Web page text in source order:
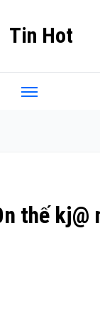
Tin Hot
thế kj@